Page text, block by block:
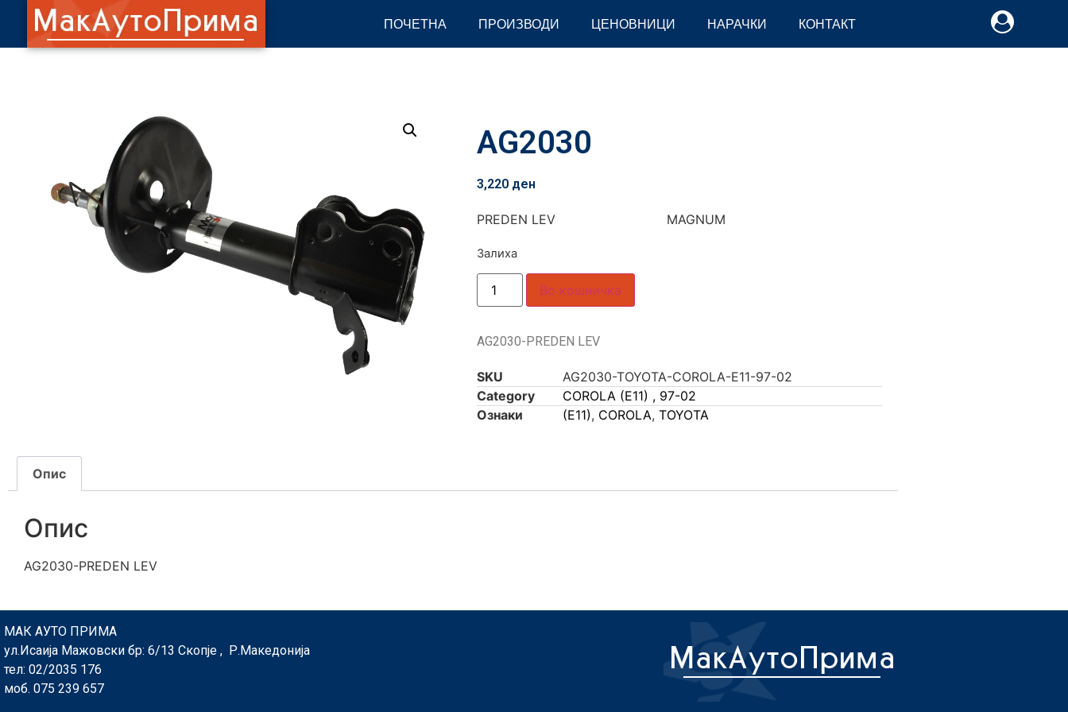
ПОЧЕТНА ПРОИЗВОДИ ЦЕНОВНИЦИ НАРАЧКИ КОНТАКТ
AG2030
3,220 ден
PREDEN LEV MAGNUM
Залиха
Во кошничка
AG2030-PREDEN LEV
SKU
AG2030-TOYOTA-COROLA-E11-97-02
Category
COROLA (E11) , 97-02
Ознаки
(E11), COROLA, TOYOTA
Опис
Опис
AG2030-PREDEN LEV
МАК АУТО ПРИМА
ул.Исаија Мажовски бр: 6/13 Скопје , Р.Македонија
тел: 02/2035 176
моб. 075 239 657